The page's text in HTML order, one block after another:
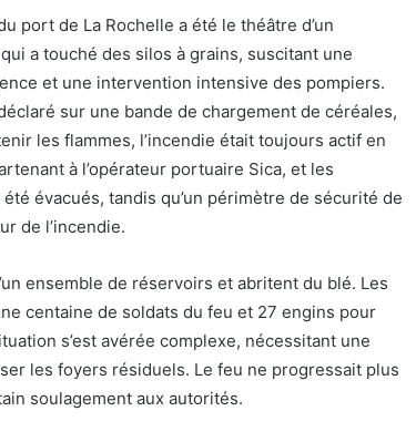
port de La Rochelle a été le théâtre d’un
a touché des silos à grains, suscitant une
et une intervention intensive des pompiers.
sur une bande de chargement de céréales,
les flammes, l’incendie était toujours actif en
à l’opérateur portuaire Sica, et les
évacués, tandis qu’un périmètre de sécurité de
de l’incendie.
ensemble de réservoirs et abritent du blé. Les
centaine de soldats du feu et 27 engins pour
s’est avérée complexe, nécessitant une
les foyers résiduels. Le feu ne progressait plus
soulagement aux autorités.